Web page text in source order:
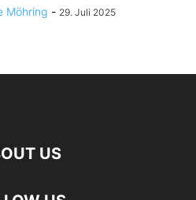
Möhring - 29. Juli 2025
US